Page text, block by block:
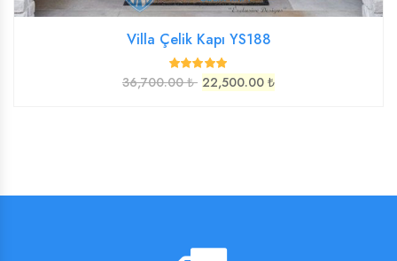
Villa Çelik Kapı YS188
36,700.00 ₺ 22,500.00 ₺